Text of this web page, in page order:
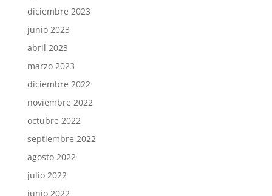
diciembre 2023
junio 2023
abril 2023
marzo 2023
diciembre 2022
noviembre 2022
octubre 2022
septiembre 2022
agosto 2022
julio 2022
junio 2022